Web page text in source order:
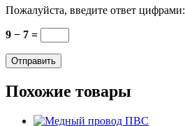
Пожалуйста, введите ответ цифрами:
9 − 7 =
Похожие товары